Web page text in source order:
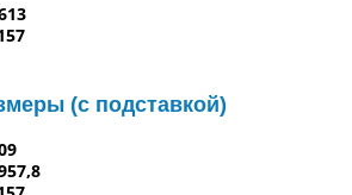
(с подставкой)